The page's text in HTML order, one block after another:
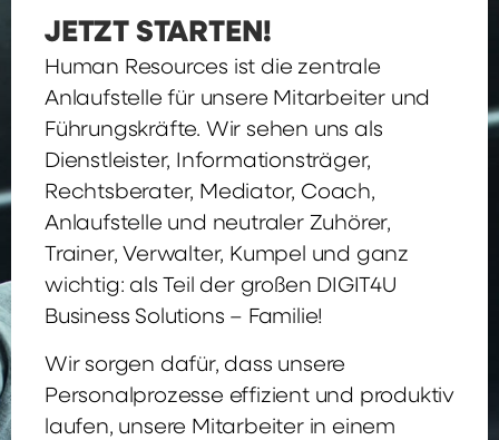
JETZT STARTEN!
Human Resources ist die zentrale
Anlaufstelle für unsere Mitarbeiter und
Führungskräfte. Wir sehen uns als
Dienstleister, Informationsträger,
Rechtsberater, Mediator, Coach,
Anlaufstelle und neutraler Zuhörer,
Trainer, Verwalter, Kumpel und ganz
wichtig: als Teil der großen DIGIT4U
Business Solutions – Familie!
Wir sorgen dafür, dass unsere
Personalprozesse effizient und produktiv
laufen, unsere Mitarbeiter in einem